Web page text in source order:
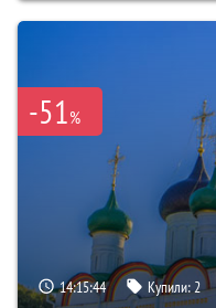
-51%
14:15:43 Купили:2